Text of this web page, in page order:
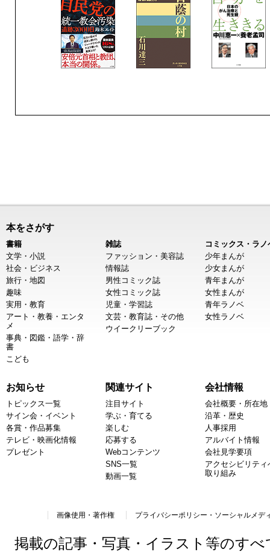
本をさがす
書籍
文学・小説
社会・ビジネス
旅行・地図
趣味
実用・教育
アート・教養・エンタ
メ
事典・図鑑・語学・辞
書
こども
雑誌
ファッション・美容誌
情報誌
男性コミック誌
女性コミック誌
児童・学習誌
文芸・教育誌・その他
ウイークリーブック
コミックス・ラノ
少年まんが
少女まんが
青年まんが
女性まんが
青年ラノベ
女性ラノベ
お知らせ
トピックス一覧
サイン会・イベント
各賞・作品募集
テレビ・映画化情報
プレゼント
関連サイト
注目サイト
学ぶ・育てる
楽しむ
応募する
Webコンテンツ
SNS一覧
動画一覧
会社情報
会社概要・所在地
沿革・歴史
人事採用
アルバイト情報
会社見学要項
アクセシビリティ
取り組み
画像使用・著作権 プライバシーポリシー・ソーシャルメデ
掲載の記事・写真・イラスト等のす